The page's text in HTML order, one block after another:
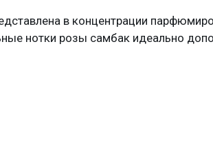
в концентрации
нотки розы самбак идеально